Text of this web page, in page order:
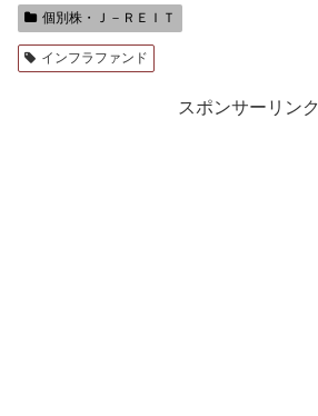
個別株・Ｊ－ＲＥＩＴ
インフラファンド
スポンサーリンク